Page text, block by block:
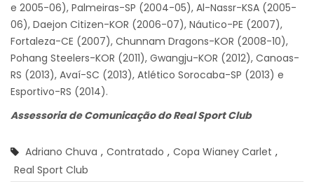
e 2005-06), Palmeiras-SP (2004-05), Al-Nassr-KSA (2005-
06), Daejon Citizen-KOR (2006-07), Náutico-PE (2007),
Fortaleza-CE (2007), Chunnam Dragons-KOR (2008-10),
Pohang Steelers-KOR (2011), Gwangju-KOR (2012), Canoas-
RS (2013), Avaí-SC (2013), Atlético Sorocaba-SP (2013) e
Esportivo-RS (2014).
Assessoria de Comunicação do Real Sport Club
Adriano Chuva , Contratado , Copa Wianey Carlet ,
Real Sport Club